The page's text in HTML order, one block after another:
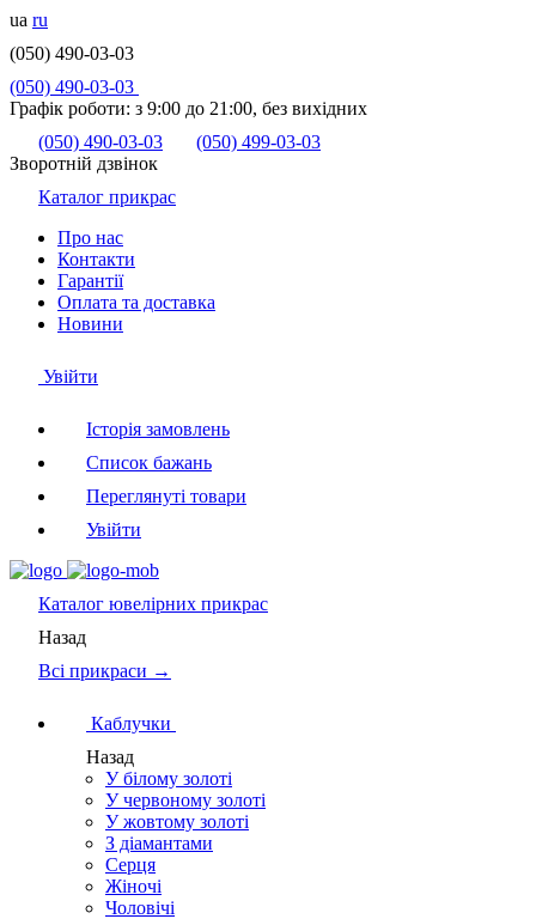
ua ru
(050) 490-03-03
(050) 490-03-03
Графік роботи: з 9:00 до 21:00, без вихідних
(050) 490-03-03
(050) 499-03-03
Зворотній дзвінок
Каталог прикрас
Про нас
Контакти
Гарантії
Оплата та доставка
Новини
Увійти
Історія замовлень
Список бажань
Переглянуті товари
Увійти
Каталог ювелірних прикрас
Назад
Всі прикраси →
Каблучки
Назад
У білому золоті
У червоному золоті
У жовтому золоті
З діамантами
Серця
Жіночі
Чоловічі